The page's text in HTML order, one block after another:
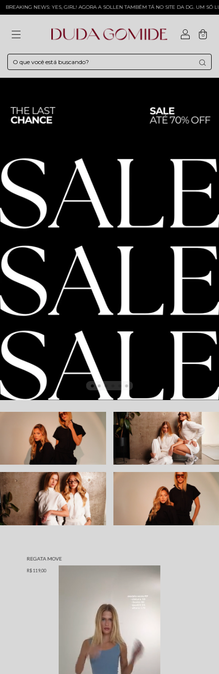
YES, GIRL! AGORA A SOLLEN TAMBÉM TÁ NO SITE DA DG. UM SÓ LUGAR PRA
0